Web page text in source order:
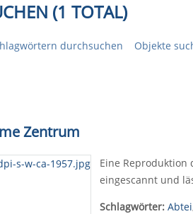
(1 TOTAL)
durchsuchen Objekte
Zentrum
Eine Reproduktion
eingescannt und
Schlagwörter: Abtei